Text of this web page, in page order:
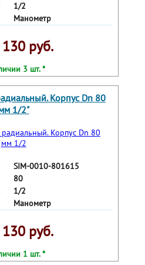
1/2
Манометр
руб.
3 шт. *
Корпус Dn 80
1/2"
SIM-0010-801615
80
1/2
Манометр
руб.
1 шт. *